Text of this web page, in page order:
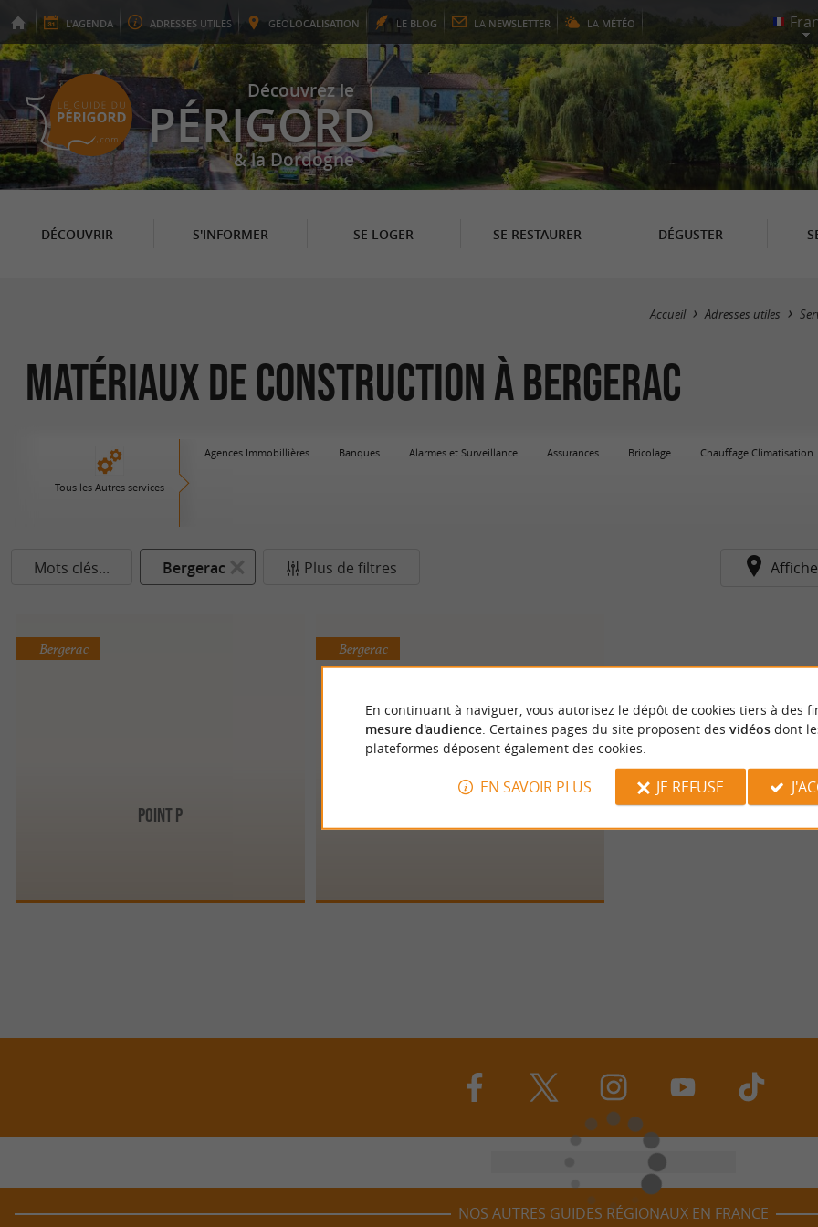
L'AGENDA ADRESSES UTILES GEOLOCALISATION LE BLOG LA NEWSLETTER LA MÉTÉO
Découvrez le
PÉRIGORD
& la Dordogne
DÉCOUVRIR S'INFORMER SE LOGER SE RESTAURER DÉGUSTER
Accueil Adresses utiles
Matériaux de Construction à Bergerac
Tous les Autres services
Agences Immobillières Banques Alarmes et Surveillance Assurances Bricolage Chauffage Climatisation
Mots clés... Bergerac Plus de filtres
Point P
Bergerac Bergerac
NOS AUTRES GUIDES RÉGIONAUX EN FRANCE
En continuant à naviguer, vous autorisez le dépôt de cookies tiers à des
mesure d'audience. Certaines pages du site proposent des vidéosdont
plateformes déposent également des cookies.
EN SAVOIR PLUS JE REFUSE